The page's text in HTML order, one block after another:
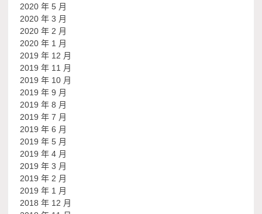
2020 年 5 月
2020 年 3 月
2020 年 2 月
2020 年 1 月
2019 年 12 月
2019 年 11 月
2019 年 10 月
2019 年 9 月
2019 年 8 月
2019 年 7 月
2019 年 6 月
2019 年 5 月
2019 年 4 月
2019 年 3 月
2019 年 2 月
2019 年 1 月
2018 年 12 月